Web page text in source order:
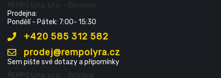
ŘEMPO Lyra, s.r.o. - Olomouc
Prodejna:
Pondělí - Pátek: 7:00- 15:30
+420 585 312 582
prodej@rempolyra.cz
Sem pište své dotazy a připomínky
ŘEMPO Lyra, s.r.o. - Ostrava